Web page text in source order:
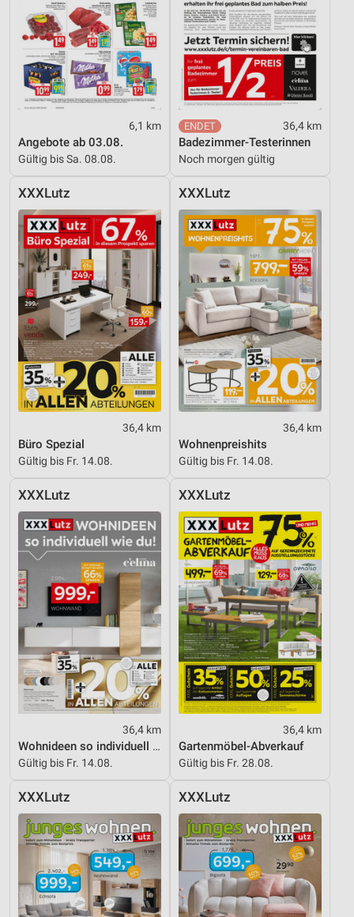
6,1 km
Angebote ab 03.08.
Gültig bis Sa. 08.08.
36,4 km
Badezimmer-Testerinnen
Noch morgen gültig
XXXLutz
36,4 km
Büro Spezial
Gültig bis Fr. 14.08.
XXXLutz
36,4 km
Wohnenpreishits
Gültig bis Fr. 14.08.
XXXLutz
36,4 km
Wohnideen so individuell wie du!
Gültig bis Fr. 14.08.
XXXLutz
36,4 km
Gartenmöbel-Abverkauf
Gültig bis Fr. 28.08.
XXXLutz XXXLutz